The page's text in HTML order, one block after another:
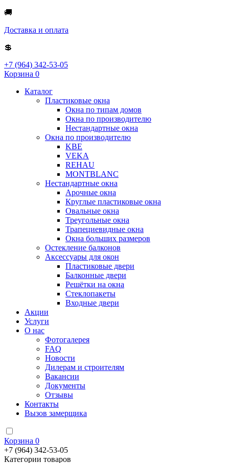
🚚
Доставка и оплата
💲
+7 (964) 342-53-05
Корзина 0
Каталог
Пластиковые окна
Окна по типам домов
Окна по производителю
Нестандартные окна
Окна по производителю
KBE
VEKA
REHAU
MONTBLANC
Нестандартные окна
Арочные окна
Круглые пластиковые окна
Овальные окна
Треугольные окна
Трапециевидные окна
Окна больших размеров
Остекление балконов
Аксессуары для окон
Пластиковые двери
Балконные двери
Решётки на окна
Стеклопакеты
Входные двери
Акции
Услуги
О нас
Фотогалерея
FAQ
Новости
Дилерам и строителям
Вакансии
Документы
Отзывы
Контакты
Вызов замерщика
Корзина 0
+7 (964) 342-53-05
Категории товаров